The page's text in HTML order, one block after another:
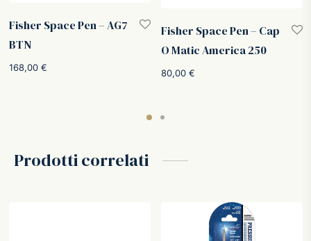
Fisher Space Pen – AG7
BTN
168,00 €
Fisher Space Pen – Cap
O Matic America 250
80,00 €
Prodotti correlati